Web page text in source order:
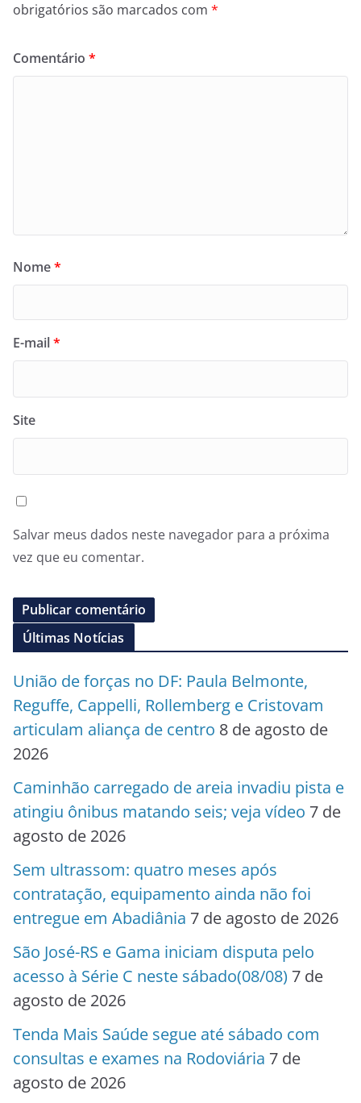
obrigatórios são marcados com *
Comentário *
Nome*
E-mail*
Site
Salvar meus dados neste navegador para a próxima
vez que eu comentar.
Últimas Notícias
União de forças no DF: Paula Belmonte,
Reguffe, Cappelli, Rollemberg e Cristovam
articulam aliança de centro 8 de agosto de
2026
Caminhão carregado de areia invadiu pista e
atingiu ônibus matando seis; veja vídeo 7 de
agosto de 2026
Sem ultrassom: quatro meses após
contratação, equipamento ainda não foi
entregue em Abadiânia 7 de agosto de 2026
São José-RS e Gama iniciam disputa pelo
acesso à Série C neste sábado(08/08) 7 de
agosto de 2026
Tenda Mais Saúde segue até sábado com
consultas e exames na Rodoviária 7 de
agosto de 2026